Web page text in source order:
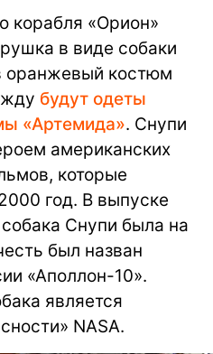
корабля «Орион»
в виде собаки
оранжевый костюм
будут одеты
«Артемида». Снупи
американских
которые
год. В выпуске
Снупи была на
был назван
«Аполлон-10».
является
NASA.